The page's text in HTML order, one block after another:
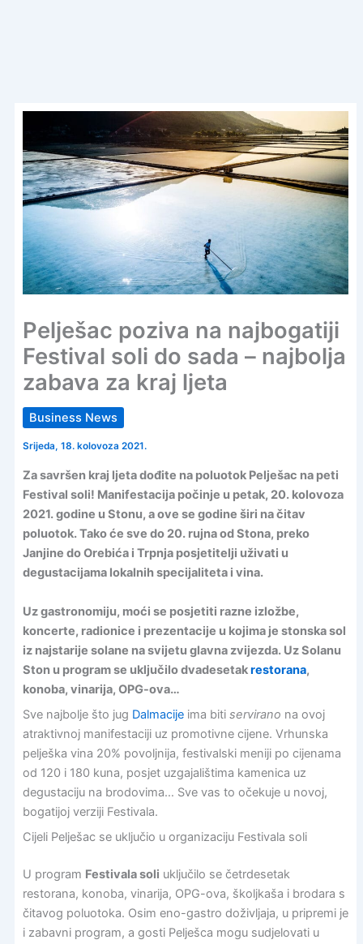
Pelješac poziva na najbogatiji
Festival soli do sada – najbolja
zabava za kraj ljeta
Business News
Srijeda, 18. kolovoza 2021.
Za savršen kraj ljeta dođite na poluotok Pelješac na peti
Festival soli! Manifestacija počinje u petak, 20. kolovoza
2021. godine u Stonu, a ove se godine širi na čitav
poluotok. Tako će sve do 20. rujna od Stona, preko
Janjine do Orebića i Trpnja posjetitelji uživati u
degustacijama lokalnih specijaliteta i vina.
Uz gastronomiju, moći se posjetiti razne izložbe,
koncerte, radionice i prezentacije u kojima je stonska sol
iz najstarije solane na svijetu glavna zvijezda. Uz Solanu
Ston u program se uključilo dvadesetakrestorana,
konoba, vinarija, OPG-ova…
Sve najbolje što jug Dalmacijeima biti servirano na ovoj
atraktivnoj manifestaciji uz promotivne cijene. Vrhunska
pelješka vina 20% povoljnija, festivalski meniji po cijenama
od 120 i 180 kuna, posjet uzgajalištima kamenica uz
degustaciju na brodovima… Sve vas to očekuje u novoj,
bogatijoj verziji Festivala.
Cijeli Pelješac se uključio u organizaciju Festivala soli
U program Festivala soli uključilo se četrdesetak
restorana, konoba, vinarija, OPG-ova, školjkaša i brodara s
čitavog poluotoka. Osim eno-gastro doživljaja, u pripremi je
i zabavni program, a gosti Pelješca mogu sudjelovati u